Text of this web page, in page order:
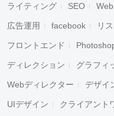
ライティング SEO
広告運用 facebook リ
フロントエンド
ディレクション グラフィ
Webディレクター デザイ
UIデザイン クライアント